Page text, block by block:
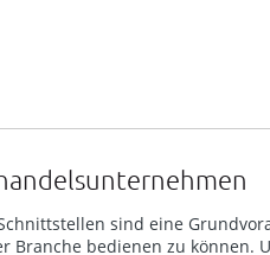
sind eine
Branche bedienen zu können.